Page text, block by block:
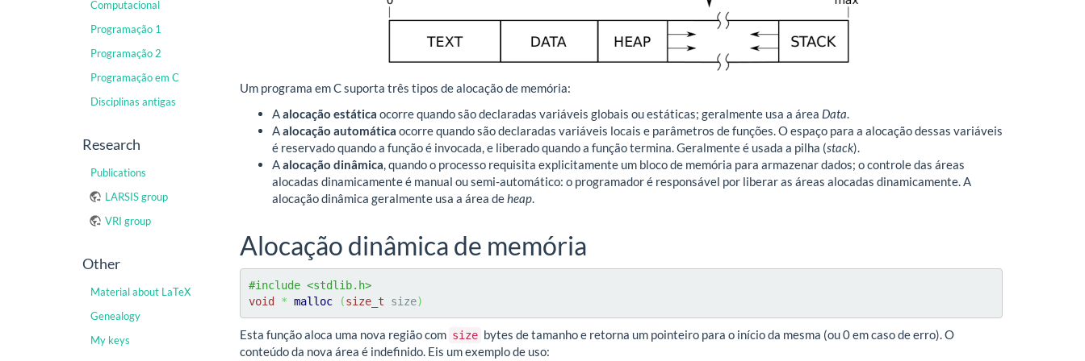
Computacional
Programação 1
Programação 2
Programação em C
Disciplinas antigas
Research
Publications
LARSIS group
VRI group
Other
Material about LaTeX
Genealogy
My keys
Um programa em C suporta três tipos de alocação de memória:
Aalocação estática ocorre quando são declaradas variáveis globais ou estáticas; geralmente usa a área Data
Aalocação automática ocorre quando são declaradas variáveis locais e parâmetros de funções. O espaço para a alocação dessas variáveis
é reservado quando a função é invocada, e liberado quando a função termina. Geralmente é usada a pilha (stack).
Aalocação dinâmica , quando o processo requisita explicitamente um bloco de memória para armazenar dados; o controle das áreas
alocadas dinamicamente é manual ou semi-automático: o programador é responsável por liberar as áreas alocadas dinamicamente. A
alocação dinâmica geralmente usa a área de heap
Alocação dinâmica de memória
#include <stdlib.h>
void * malloc (size_t size)
Esta função aloca uma nova região com size bytes de tamanho e retorna um pointeiro para o início da mesma (ou 0 em caso de erro). O
conteúdo da nova área é indefinido. Eis um exemplo de uso: